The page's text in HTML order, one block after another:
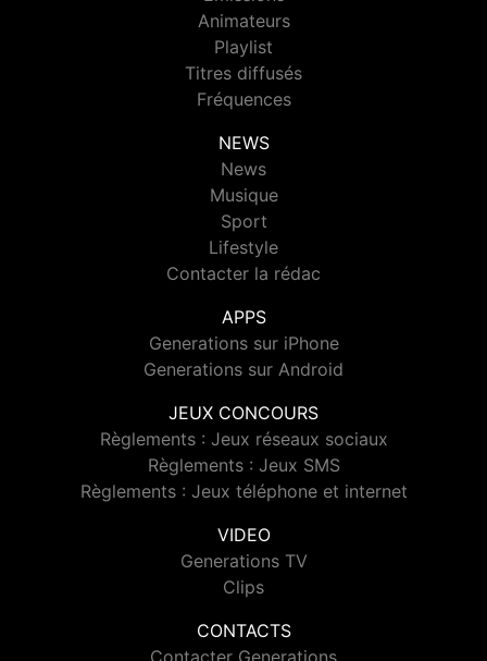
Animateurs
Playlist
Titres diffusés
Fréquences
NEWS
News
Musique
Sport
Lifestyle
Contacter la rédac
APPS
Generations sur iPhone
Generations sur Android
JEUX CONCOURS
Règlements : Jeux réseaux sociaux
Règlements : Jeux SMS
Règlements : Jeux téléphone et internet
VIDEO
Generations TV
Clips
CONTACTS